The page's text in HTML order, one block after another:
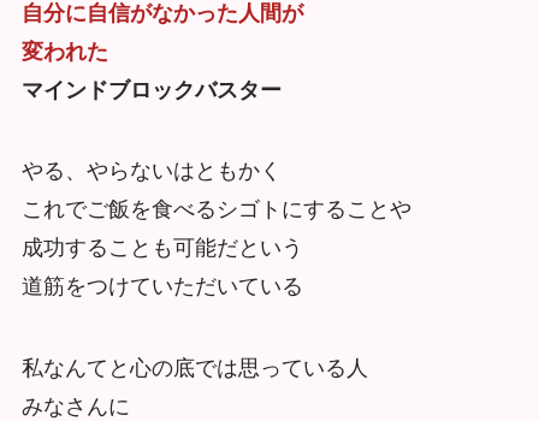
自分に自信がなかった人間が
変われた
マインドブロックバスター
やる、やらないはともかく
これでご飯を食べるシゴトにすることや
成功することも可能だという
道筋をつけていただいている
私なんてと心の底では思っている人
みなさんに